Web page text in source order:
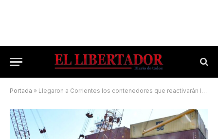
Portada » Llegaron a Corrientes los contenedores que reactivarán la exportación de madera a Europa